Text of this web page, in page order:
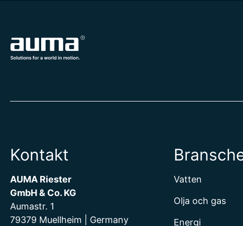
Kontakt
AUMA Riester
GmbH & Co. KG
Aumastr. 1
79379 Muellheim | Germany
Vatten
Olja och gas
Energi